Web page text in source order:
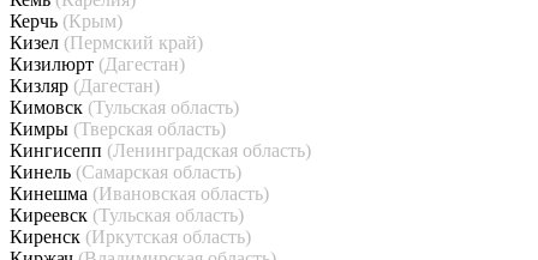
Керчь (Крым)
Кизел (Пермский край)
Кизилюрт (Дагестан)
Кизляр (Дагестан)
Кимовск (Тульская область)
Кимры (Тверская область)
Кингисепп (Ленинградская область)
Кинель (Самарская область)
Кинешма (Ивановская область)
Киреевск (Тульская область)
Киренск (Иркутская область)